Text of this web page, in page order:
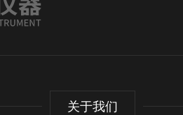
关于我们